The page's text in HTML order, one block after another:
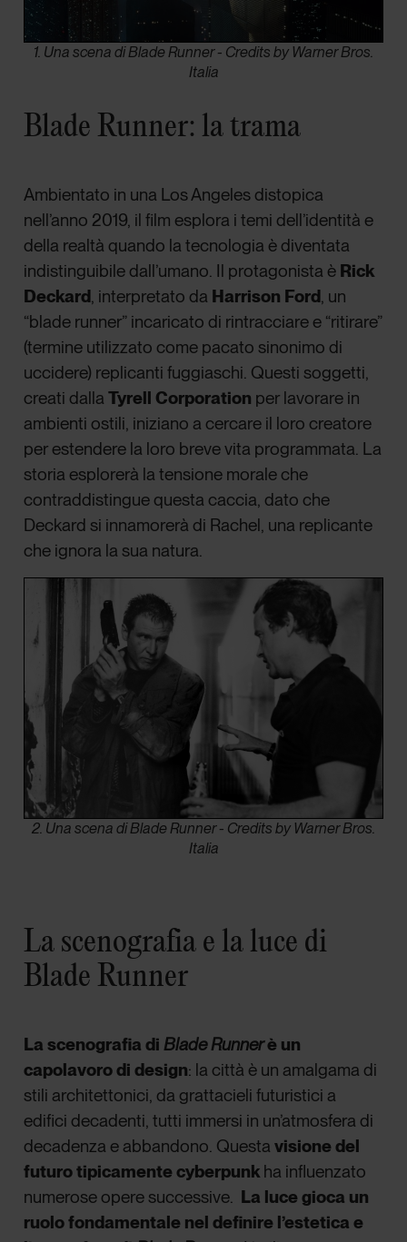
1. Una scena di Blade Runner - Credits by Warner Bros.
Italia
Blade Runner: la trama
Ambientato in una Los Angeles distopica
nell’anno 2019, il film esplora i temi dell’identità e
della realtà quando la tecnologia è diventata
indistinguibile dall’umano. Il protagonista è Rick
Deckard, interpretato da Harrison Ford, un
“blade runner” incaricato di rintracciare e “ritirare”
(termine utilizzato come pacato sinonimo di
uccidere) replicanti fuggiaschi. Questi soggetti,
creati dallaTyrell Corporation per lavorare in
ambienti ostili, iniziano a cercare il loro creatore
per estendere la loro breve vita programmata. La
storia esplorerà la tensione morale che
contraddistingue questa caccia, dato che
Deckard si innamorerà di Rachel, una replicante
che ignora la sua natura.
2. Una scena di Blade Runner - Credits by Warner Bros.
Italia
La scenografia e la luce di
Blade Runner
La scenografia diBlade Runnerè un
capolavoro di design: la città è un amalgama di
stili architettonici, da grattacieli futuristici a
edifici decadenti, tutti immersi in un’atmosfera di
decadenza e abbandono. Questa visione del
futuro tipicamente cyberpunkha influenzato
numerose opere successive. La luce gioca un
ruolo fondamentale nel definire l’estetica e